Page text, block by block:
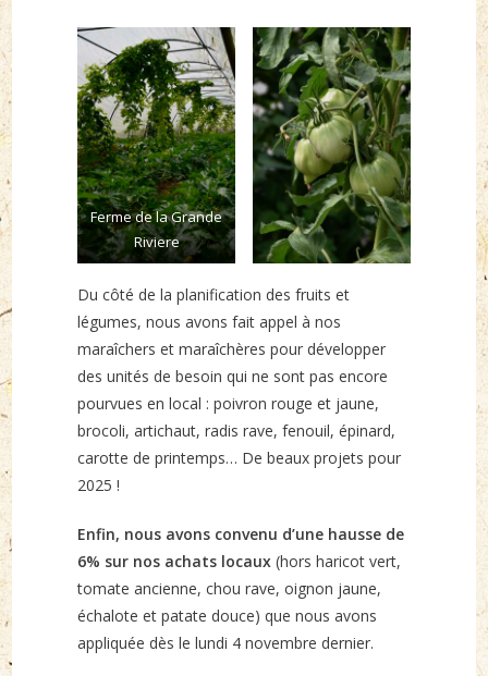
Ferme de la Grande
Riviere
Du côté de la planification des fruits et
légumes, nous avons fait appel à nos
maraîchers et maraîchères pour développer
des unités de besoin qui ne sont pas encore
pourvues en local : poivron rouge et jaune,
brocoli, artichaut, radis rave, fenouil, épinard,
carotte de printemps… De beaux projets pour
2025 !
Enfin, nous avons convenu d’une hausse de
6% sur nos achats locaux (hors haricot vert,
tomate ancienne, chou rave, oignon jaune,
échalote et patate douce) que nous avons
appliquée dès le lundi 4 novembre dernier.